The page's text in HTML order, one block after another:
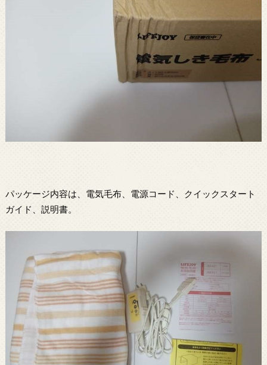
パッケージ内容は、電気毛布、電源コード、クイックスタート
ガイド、説明書。